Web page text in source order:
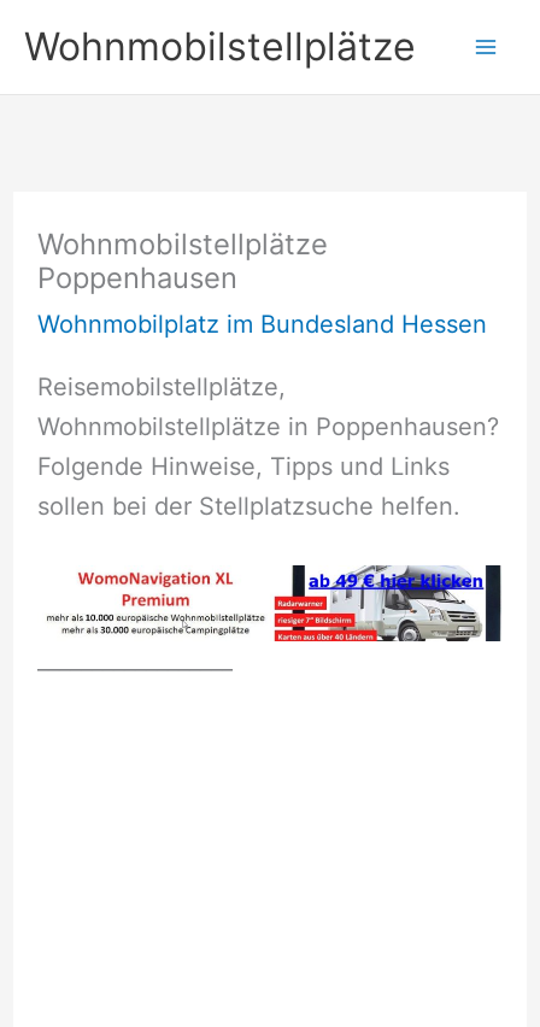
Inhalt
springen
Wohnmobilstellplätze
Wohnmobilstellplätze
Poppenhausen
Wohnmobilplatz im Bundesland Hessen
Reisemobilstellplätze,
Wohnmobilstellplätze in Poppenhausen?
Folgende Hinweise, Tipps und Links
sollen bei der Stellplatzsuche helfen.